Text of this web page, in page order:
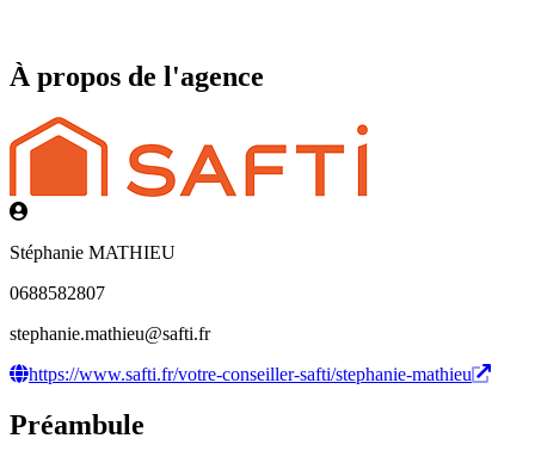
À propos de l'agence
Stéphanie MATHIEU
0688582807
stephanie.mathieu@safti.fr
https://www.safti.fr/votre-conseiller-safti/stephanie-mathieu
Préambule